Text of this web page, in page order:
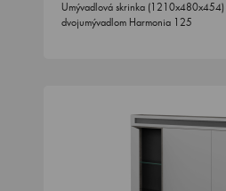
Umývadlová skrinka (1210x480x454)
dvojumývadlom Harmonia 125